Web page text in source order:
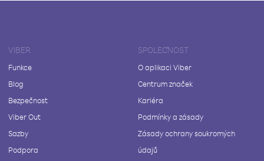
VIBER
Funkce
Blog
Bezpečnost
Viber Out
Sazby
Podpora
SPOLEČNOST
O aplikaci Viber
Centrum značek
Kariéra
Podmínky a zásady
Zásady ochrany soukromých
údajů